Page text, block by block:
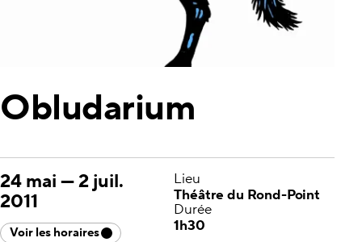
Obludarium
24 mai —2 juil.
2011
Voir les horaires
Lieu
Théâtre du Rond-Point
Durée
1h30